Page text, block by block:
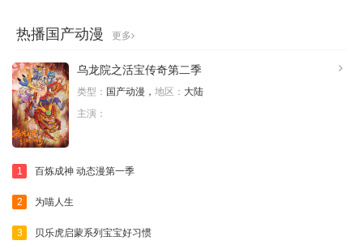
热播国产动漫 更多
乌龙院之活宝传奇第二季
类型： 国产动漫， 地区： 大陆
主演：
1 百炼成神 动态漫第一季
2 为喵人生
3 贝乐虎启蒙系列宝宝好习惯